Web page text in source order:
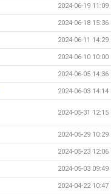
2024-06-19 11:09
2024-06-18 15:36
2024-06-11 14:29
2024-06-10 10:00
2024-06-05 14:36
2024-06-03 14:14
2024-05-31 12:15
2024-05-29 10:29
2024-05-23 12:06
2024-05-03 09:49
2024-04-22 10:47